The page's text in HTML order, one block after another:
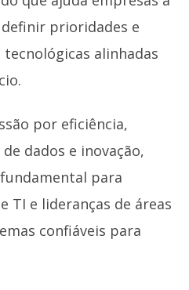
prioridades e
alinhadas
por eficiência,
dados e inovação,
para
TI e lideranças de áreas
confiáveis para